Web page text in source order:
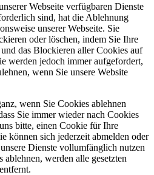
Webseite verfügbaren Dienste
sind, hat die Ablehnung
unserer Webseite. Sie
oder löschen, indem Sie Ihre
das Blockieren aller Cookies auf
werden jedoch immer aufgefordert,
wenn Sie unsere Website
wenn Sie Cookies ablehnen
Sie immer wieder nach Cookies
bitte, einen Cookie für Ihre
können sich jederzeit abmelden oder
Dienste vollumfänglich nutzen
werden alle gesetzten